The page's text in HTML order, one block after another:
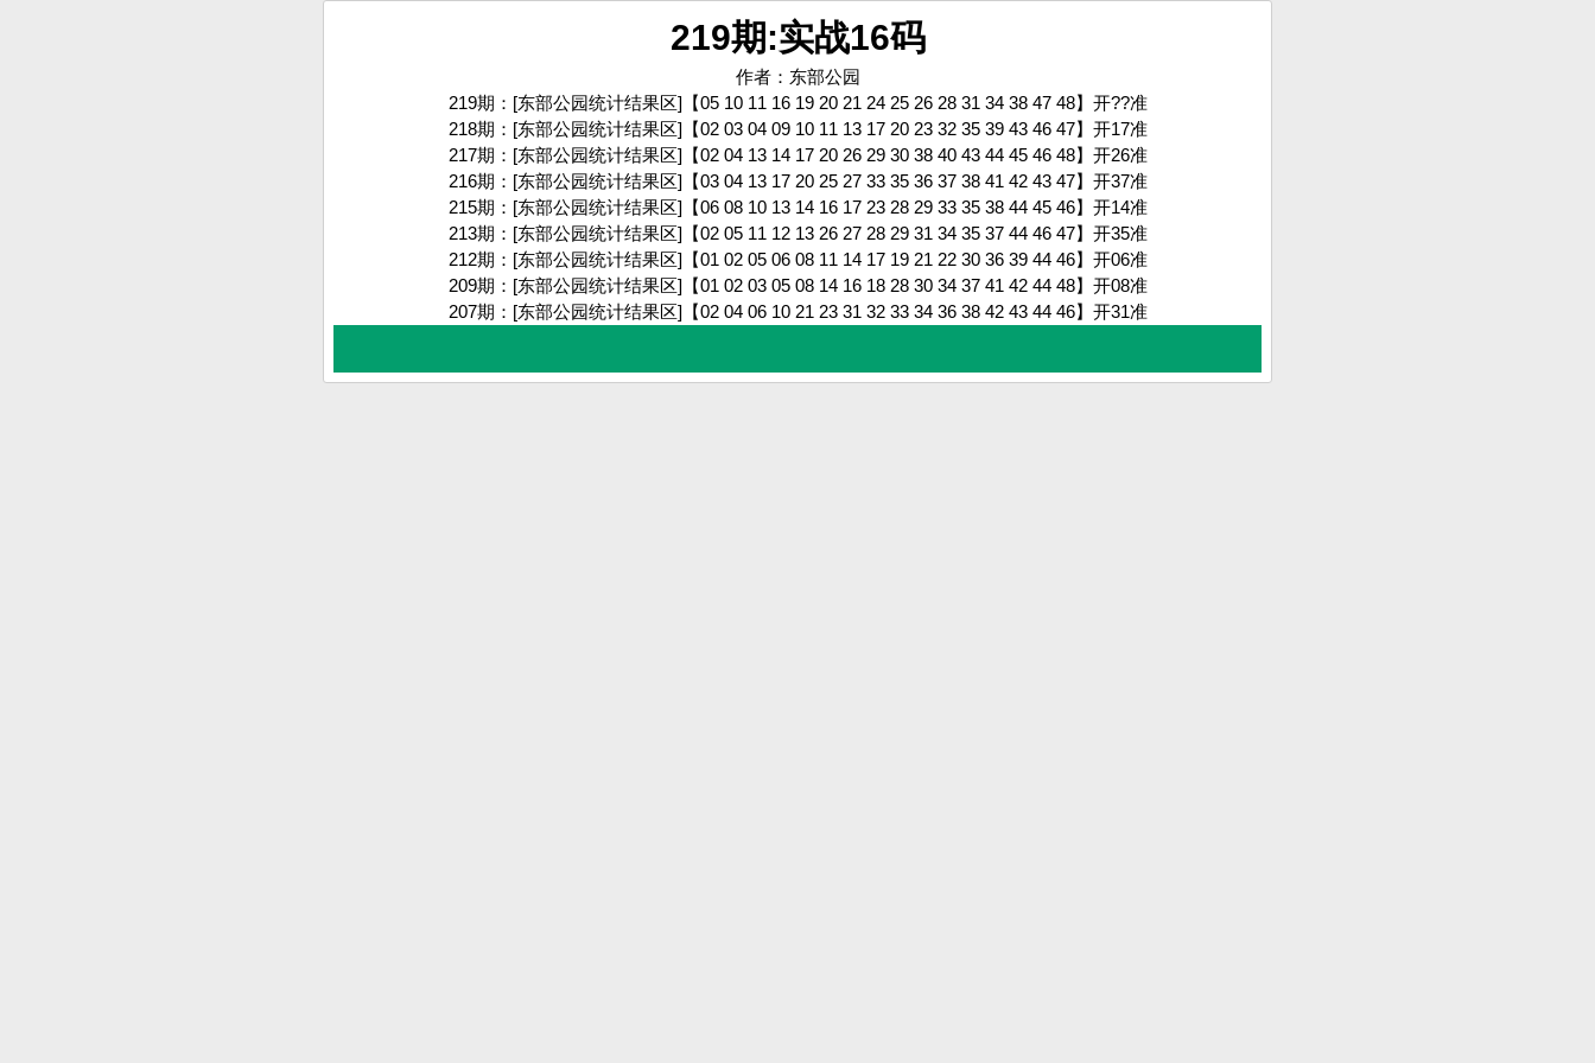
219期:实战16码
作者：东部公园
219期： [东部公园统计结果区]【05 10 11 16 19 20 21 24 25 26 28 31 34 38 47 48】 开??准
218期： [东部公园统计结果区]【02 03 04 09 10 11 13 17 20 23 32 35 39 43 46 47】 开17准
217期： [东部公园统计结果区]【02 04 13 14 17 20 26 29 30 38 40 43 44 45 46 48】 开26准
216期： [东部公园统计结果区]【03 04 13 17 20 25 27 33 35 36 37 38 41 42 43 47】 开37准
215期： [东部公园统计结果区]【06 08 10 13 14 16 17 23 28 29 33 35 38 44 45 46】 开14准
213期： [东部公园统计结果区]【02 05 11 12 13 26 27 28 29 31 34 35 37 44 46 47】 开35准
212期： [东部公园统计结果区]【01 02 05 06 08 11 14 17 19 21 22 30 36 39 44 46】 开06准
209期： [东部公园统计结果区]【01 02 03 05 08 14 16 18 28 30 34 37 41 42 44 48】 开08准
207期： [东部公园统计结果区]【02 04 06 10 21 23 31 32 33 34 36 38 42 43 44 46】 开31准